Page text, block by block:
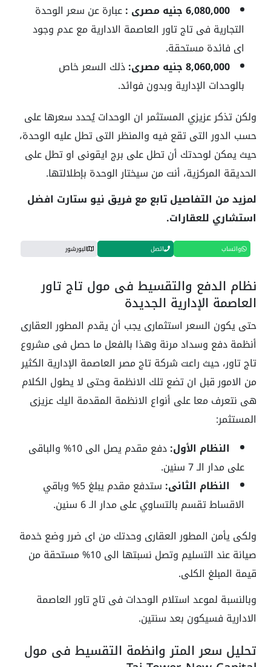
6,080,000 جنيه مصرى :
عبارة عن سعر الوحدة
التجارية فى تاج تاور العاصمة الادارية مع عدم وجود
اى فائدة مستحقة.
8,060,000 جنيه مصرى:
ذلك السعر خاص
بالوحدات الإدارية وبدون فوائد.
ولكن تذكر عزيزي المستثمر ان الوحدات يُحدد سعرها على
حسب الدور التى تقع فيه والمنظر التى تطل عليه الوحدة،
حيث يمكن لوحدتك أن تطل على برج ايقونى او تطل على
الحديقة المركزية، أنت من سيختار الوحدة بإطلالتها.
لمزيد من التفاصيل تابع مع فريق نيو ستارت افضل
استشاري للعقارات.
واتساب اتصل البورشور
نظام الدفع والتقسيط فى مول تاج تاور
العاصمة الإدارية الجديدة
حتى يكون السعر استثمارى يجب أن يقدم المطور العقارى
أنظمة دفع وسداد مرنة وهذا بالفعل ما حصل فى مشروع
تاج تاور، حيث راعت شركة تاج مصر العاصمة الإدارية الكثير
من الامور قبل ان تضع تلك الانظمة وحتى لا يطول الكلام
هى نتعرف معا على أنواع الانظمة المقدمة اليك عزيزى
المستثمر:
النظام الأول:
دفع مقدم يصل الى 10% والباقى
على مدار الـ 7 سنين.
النظام الثانى:
ستدفع مقدم يبلغ 5% وباقي
الاقساط تقسم بالتساوي على مدار الـ 6 سنين.
ولكى يأمن المطور العقارى وحدتك من اى ضرر وضع خدمة
صيانة عند التسليم وتصل نسبتها الى 10% مستحقة من
قيمة المبلغ الكلى.
وبالنسبة لموعد استلام الوحدات فى تاج تاور العاصمة
الادارية فسيكون بعد سنتين.
تحليل سعر المتر وانظمة التقسيط فى مول